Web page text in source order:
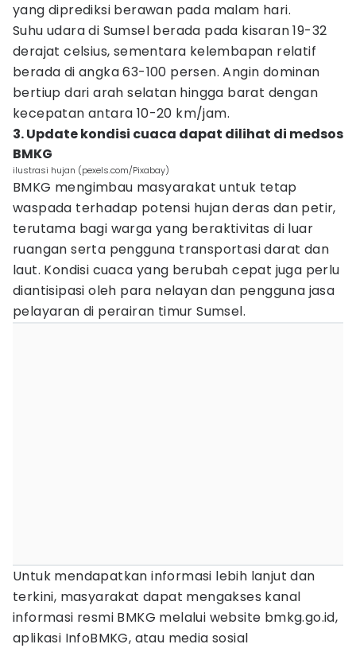
yang diprediksi berawan pada malam hari.
Suhu udara di Sumsel berada pada kisaran 19-32
derajat celsius, sementara kelembapan relatif
berada di angka 63-100 persen. Angin dominan
bertiup dari arah selatan hingga barat dengan
kecepatan antara 10-20 km/jam.
3. Update kondisi cuaca dapat dilihat di medsos
BMKG
ilustrasi hujan (pexels.com/Pixabay)
BMKG mengimbau masyarakat untuk tetap
waspada terhadap potensi hujan deras dan petir,
terutama bagi warga yang beraktivitas di luar
ruangan serta pengguna transportasi darat dan
laut. Kondisi cuaca yang berubah cepat juga perlu
diantisipasi oleh para nelayan dan pengguna jasa
pelayaran di perairan timur Sumsel.
Untuk mendapatkan informasi lebih lanjut dan
terkini, masyarakat dapat mengakses kanal
informasi resmi BMKG melalui website bmkg.go.id,
aplikasi InfoBMKG, atau media sosial